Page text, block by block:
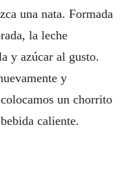
una nata. Formada
la leche
y azúcar al gusto.
y
un chorrito
caliente.